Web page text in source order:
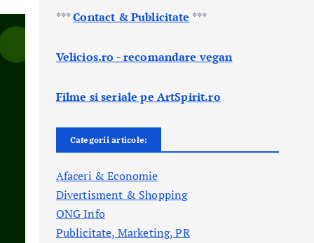
***Contact & Publicitate ***
Velicios.ro - recomandare vegan
Filme si seriale pe ArtSpirit.ro
Categorii articole:
Afaceri & Economie
Divertisment & Shopping
ONG Info
Publicitate, Marketing, PR